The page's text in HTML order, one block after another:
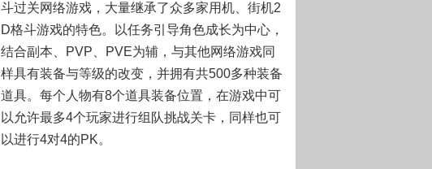
斗过关网络游戏，大量继承了众多家用机、街机2
D格斗游戏的特色。以任务引导角色成长为中心，
结合副本、PVP、PVE为辅，与其他网络游戏同
样具有装备与等级的改变，并拥有共500多种装备
道具。每个人物有8个道具装备位置，在游戏中可
以允许最多4个玩家进行组队挑战关卡，同样也可
以进行4对4的PK。